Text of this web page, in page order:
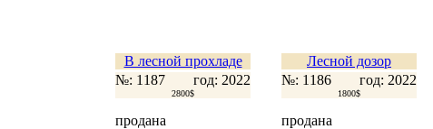
В лесной прохладе
№: 1187
год: 2022
2800$
продана
Лесной дозор
№: 1186
год: 2022
1800$
продана